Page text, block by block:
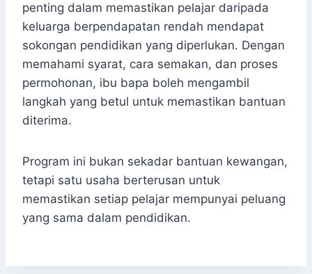
penting dalam memastikan pelajar daripada
keluarga berpendapatan rendah mendapat
sokongan pendidikan yang diperlukan. Dengan
memahami syarat, cara semakan, dan proses
permohonan, ibu bapa boleh mengambil
langkah yang betul untuk memastikan bantuan
diterima.
Program ini bukan sekadar bantuan kewangan,
tetapi satu usaha berterusan untuk
memastikan setiap pelajar mempunyai peluang
yang sama dalam pendidikan.